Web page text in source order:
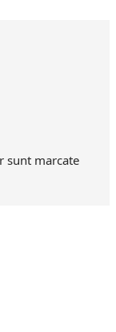
sunt marcate